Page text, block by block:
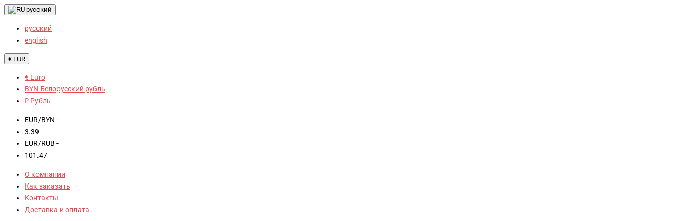
русский
русский
english
€ EUR
€ Euro
BYN Белорусский рубль
₽ Рубль
EUR/BYN -
3.39
EUR/RUB -
101.47
О компании
Как заказать
Контакты
Доставка и оплата